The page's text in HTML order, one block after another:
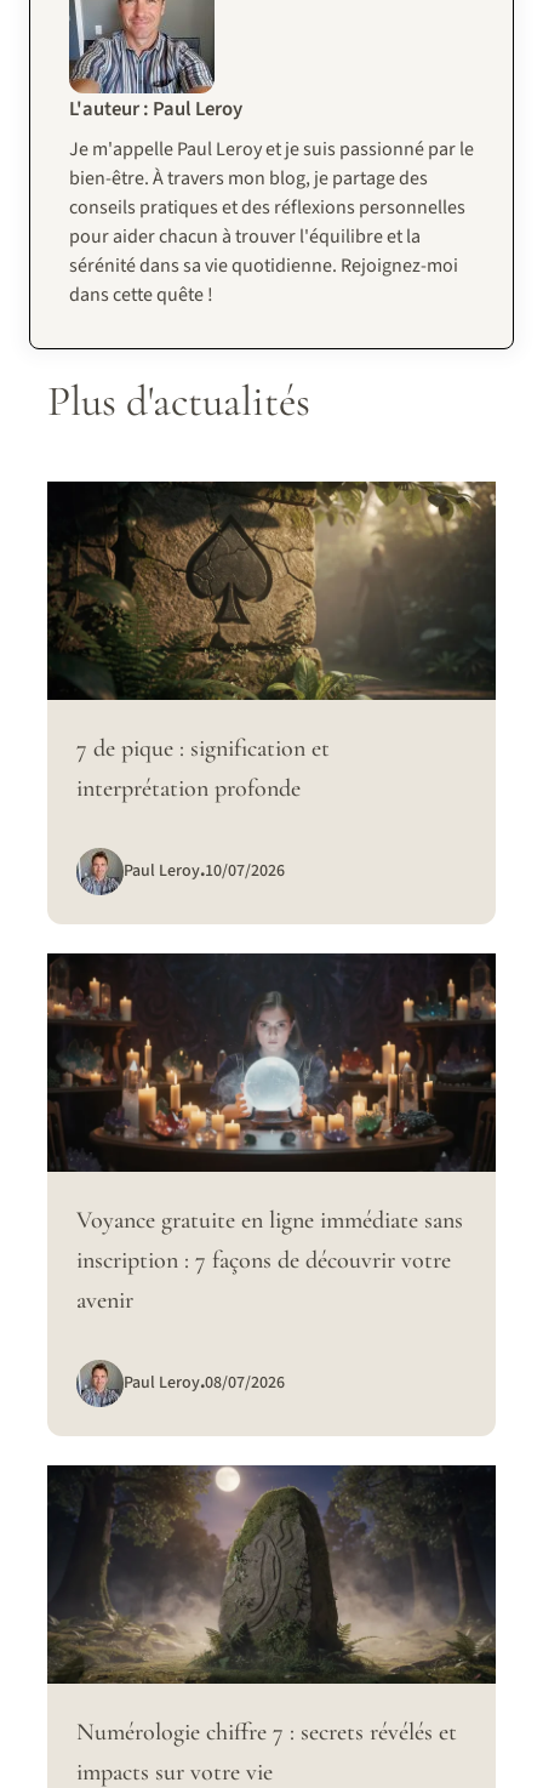
L'auteur : Paul Leroy
Je m'appelle Paul Leroy et je suis passionné par le
bien-être. À travers mon blog, je partage des
conseils pratiques et des réflexions personnelles
pour aider chacun à trouver l'équilibre et la
sérénité dans sa vie quotidienne. Rejoignez-moi
dans cette quête !
Plus d'actualités
7 de pique : signification et
interprétation profonde
Paul Leroy.10/07/2026
Voyance gratuite en ligne immédiate sans
inscription : 7 façons de découvrir votre
avenir
Paul Leroy.08/07/2026
Numérologie chiffre 7 : secrets révélés et
impacts sur votre vie